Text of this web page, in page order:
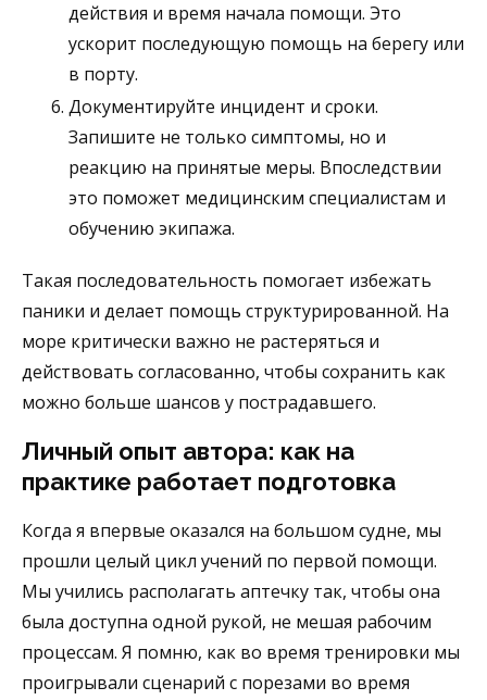
действия и время начала помощи. Это
ускорит последующую помощь на берегу или
в порту.
Документируйте инцидент и сроки.
Запишите не только симптомы, но и
реакцию на принятые меры. Впоследствии
это поможет медицинским специалистам и
обучению экипажа.
Такая последовательность помогает избежать
паники и делает помощь структурированной. На
море критически важно не растеряться и
действовать согласованно, чтобы сохранить как
можно больше шансов у пострадавшего.
Личный опыт автора: как на
практике работает подготовка
Когда я впервые оказался на большом судне, мы
прошли целый цикл учений по первой помощи.
Мы учились располагать аптечку так, чтобы она
была доступна одной рукой, не мешая рабочим
процессам. Я помню, как во время тренировки мы
проигрывали сценарий с порезами во время